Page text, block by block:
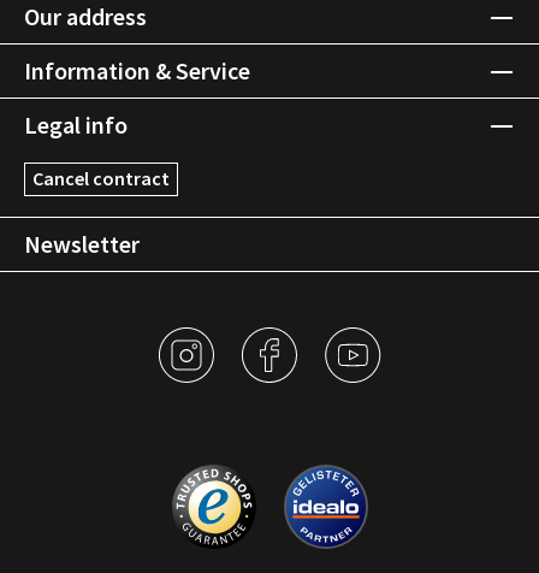
Our address
Information & Service
Legal info
Cancel contract
Newsletter